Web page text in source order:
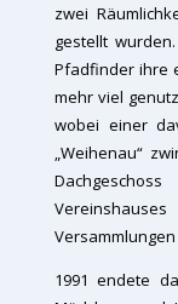
zwei
gestellt
Pfadfinder ihre
mehr viel
wobei einer
„Weihenau“
1991 endete